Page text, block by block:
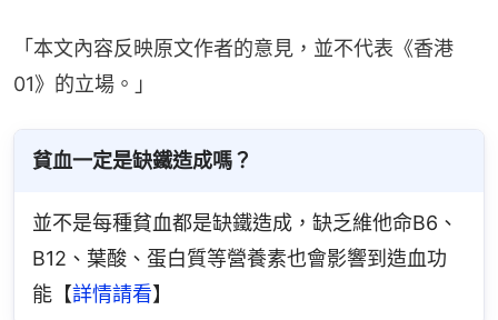
「本文內容反映原文作者的意見，並不代表《香港
01》的立場。」
貧血一定是缺鐵造成嗎？
並不是每種貧血都是缺鐵造成，缺乏維他命B6、
B12、葉酸、蛋白質等營養素也會影響到造血功
能【詳情請看】